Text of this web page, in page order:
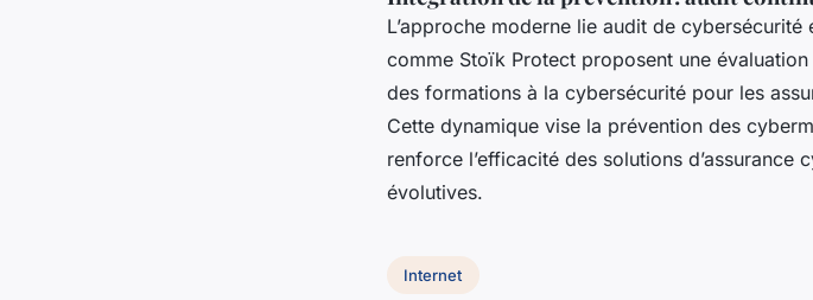
L’approche moderne lie audit de cybersécurité
comme Stoïk Protect proposent une
des formations à la cybersécurité pour les
Cette dynamique vise la prévention des
renforce l’efficacité des solutions
évolutives.
Internet